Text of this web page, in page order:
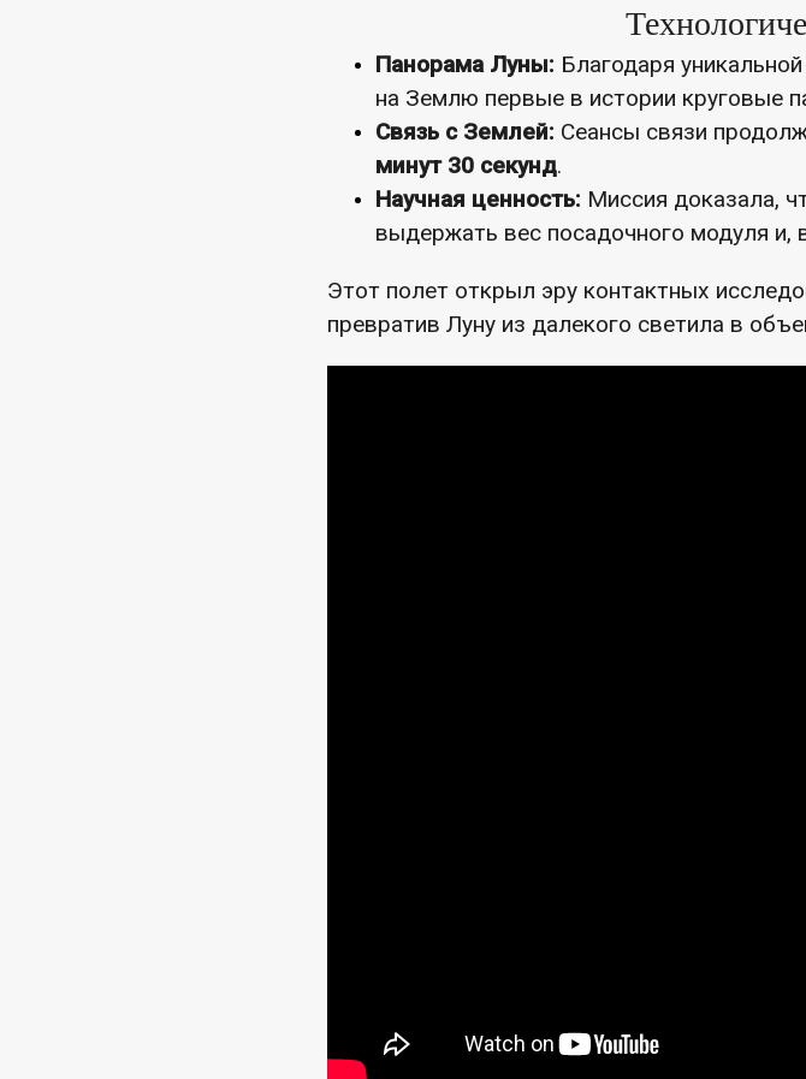
Панорама Луны: Благодаря
на Землю первые в истории круговые
Связь с Землей: Сеансы связи
минут 30 секунд.
Научная ценность: Миссия доказала,
выдержать вес посадочного модуля и,
Этот полет открыл эру контактных
превратив Луну из далекого светила в